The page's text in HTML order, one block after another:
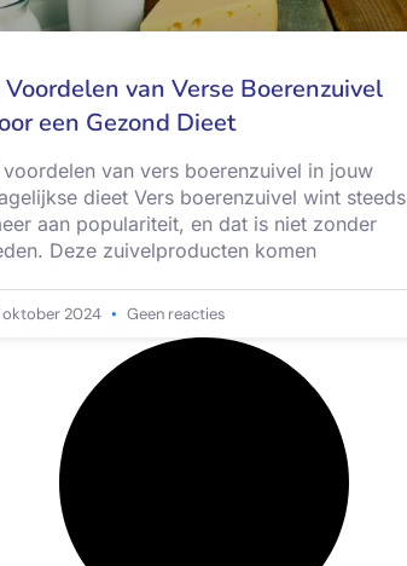
Voordelen van Verse Boerenzuivel
een Gezond Dieet
van vers boerenzuivel in jouw
dieet Vers boerenzuivel wint steeds
aan populariteit, en dat is niet zonder
Deze zuivelproducten komen
oktober 2024 Geen reacties